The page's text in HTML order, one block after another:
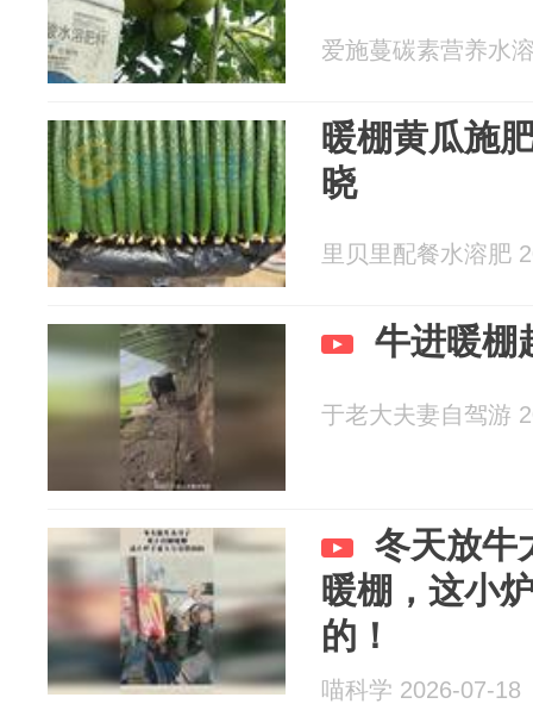
爱施蔓碳素营养水
暖棚黄瓜施
晓
里贝里配餐水溶肥
牛进暖棚
于老大夫妻自驾游
冬天放牛
暖棚，这小
的！
喵科学 2026-07-18